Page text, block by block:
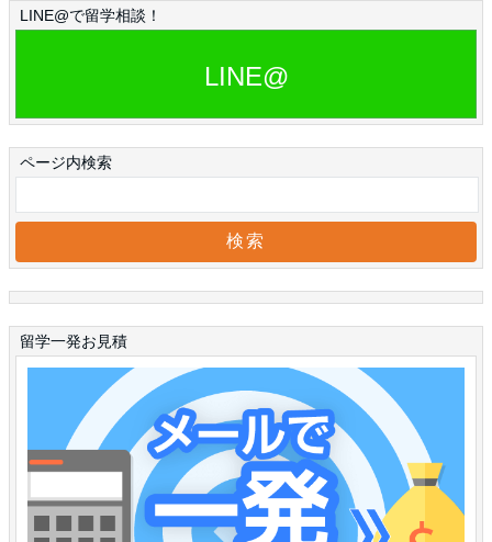
LINE@で留学相談！
LINE@
ページ内検索
留学一発お見積